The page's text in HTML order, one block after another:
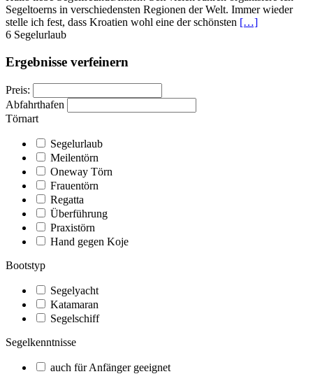
Segeltoerns in verschiedensten Regionen der Welt. Immer wieder
stelle ich fest, dass Kroatien wohl eine der schönsten […]
6 Segelurlaub
Ergebnisse verfeinern
Preis:
Abfahrthafen
Törnart
Segelurlaub
Meilentörn
Oneway Törn
Frauentörn
Regatta
Überführung
Praxistörn
Hand gegen Koje
Bootstyp
Segelyacht
Katamaran
Segelschiff
Segelkenntnisse
auch für Anfänger geeignet